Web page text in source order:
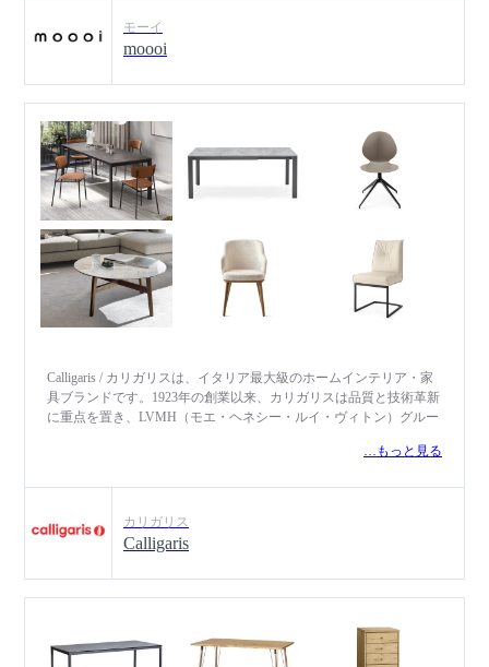
リエンタルなど様々なエッセンスと現代の先進的なデザインを融合
させた作品は、大胆で遊び心があり、常識にとらわれない独創的な
インテリア空間を演出します。 アートディレクションを務めるマ
Jaime Hayon（ハイメ・アジョン）、Jasper Morrison（ジャスパー・
モリソン）、Maaten Baas（マーティン バース）、三宅有洋、
Neri&Hu（ネリ＆フー）など世界的な著名デザイナーによる個性豊
かで美しいコレクションは、ブランドデビュー以来、ミラノサロー
ネ国際家具見本市での発表の度に注目を集め、驚きとユーモアを効
かせた独特の世界観で世界中の人々を魅了し続けています。
モーイ
moooi
Calligaris / カリガリスは、イタリア最大級のホームインテリア・家
具ブランドです。1923年の創業以来、カリガリスは品質と技術革新
に重点を置き、LVMH（モエ・ヘネシー・ルイ・ヴィトン）グルー
長しました。「affordable luxury（アフォーダブル・ラグジュアリ
ンデザインの家具を展開しています。品質マネジメントシステムに
関する国際規格「ISO9001」を取得しており、木材の伐採から製
材、乾燥、生産の全ての工程を自社で行っています。ダイニングチ
えることができる伸長式テーブルなど、ダイニングからリビング、
…もっと見る
カリガリス
Calligaris